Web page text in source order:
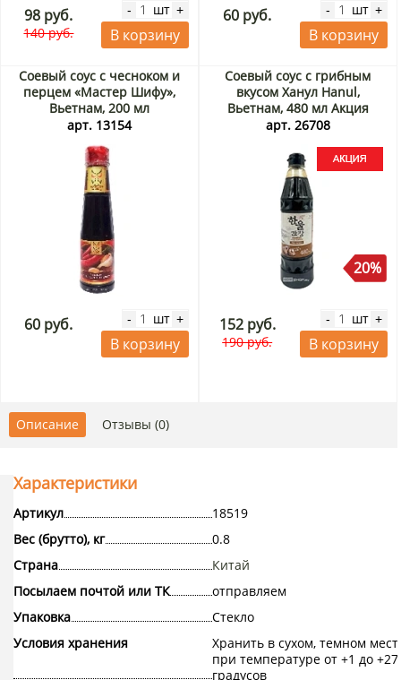
98 руб.
140 руб.
- шт +
В корзину
60 руб. - шт +
В корзину
Соевый соус с чесноком и
перцем «Мастер Шифу»,
Вьетнам, 200 мл
арт. 13154
60 руб. - шт +
В корзину
Соевый соус с грибным
вкусом Ханул Hanul,
Вьетнам, 480 мл Акция
арт. 26708
20%
152 руб.
190 руб.
- шт +
В корзину
Описание Отзывы (0)
Характеристики
Артикул
18519
Вес (брутто), кг
0.8
Страна
Китай
Посылаем почтой или ТК
отправляем
Упаковка
Стекло
Условия хранения
Хранить в сухом, темном
при температуре от +1 до +27
градусов